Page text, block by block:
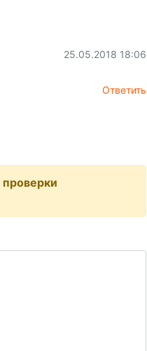
25.05.2018 18:06
Ответить
проверки